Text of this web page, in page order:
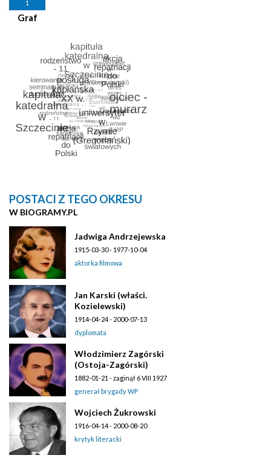
1
Graf
POSTACI Z TEGO OKRESU
W BIOGRAMY.PL
Jadwiga Andrzejewska
1915-03-30 - 1977-10-04
aktorka filmowa
Jan Karski (właści.
Kozielewski)
1914-04-24 - 2000-07-13
dyplomata
Włodzimierz Zagórski
(Ostoja-Zagórski)
1882-01-21 - zaginął 6 VIII 1927
generał brygady WP
Wojciech Żukrowski
1916-04-14 - 2000-08-20
krytyk literacki